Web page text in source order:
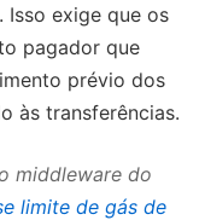
. Isso exige que os
pagador que
prévio dos
às transferências.
middleware do
limite de gás de